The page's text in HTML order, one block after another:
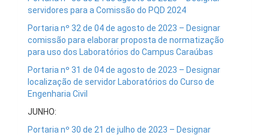
servidores para a Comissão do PQD 2024
Portaria nº 32 de 04 de agosto de 2023 – Designar
comissão para elaborar proposta de normatização
para uso dos Laboratórios do Campus Caraúbas
Portaria nº 31 de 04 de agosto de 2023 – Designar
localização de servidor Laboratórios do Curso de
Engenharia Civil
JUNHO:
Portaria nº 30 de 21 de julho de 2023 – Designar